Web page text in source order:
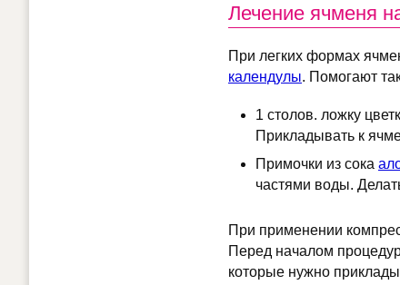
Лечение ячменя
При легких формах
календулы. Помогают
1 столов. ложку
Прикладывать к
Примочки из сока
частями воды.
При применении
Перед началом
которые нужно